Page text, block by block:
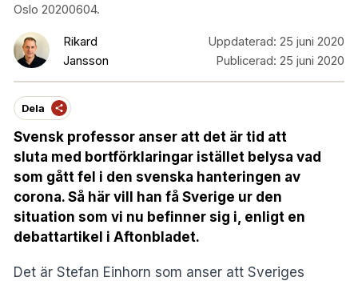
Oslo 20200604.
Rikard
Jansson
Uppdaterad: 25 juni 2020
Publicerad: 25 juni 2020
Dela
Svensk professor anser att det är tid att
sluta med bortförklaringar istället belysa vad
som gått fel i den svenska hanteringen av
corona. Så här vill han få Sverige ur den
situation som vi nu befinner sig i, enligt en
debattartikel i Aftonbladet.
Det är Stefan Einhorn som anser att Sveriges